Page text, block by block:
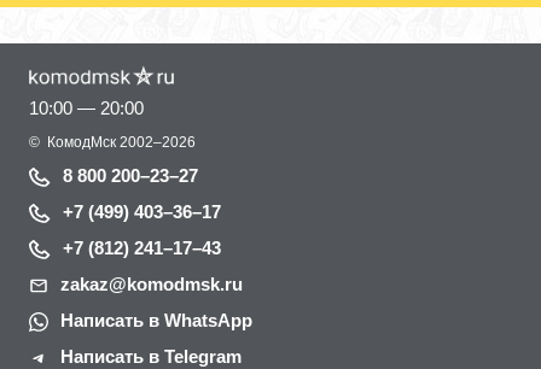
10:00 — 20:00
© КомодМск 2002–2026
8 800 200–23–27
+7 (499) 403–36–17
+7 (812) 241–17–43
zakaz@komodmsk.ru
Написать в WhatsApp
Написать в Telegram